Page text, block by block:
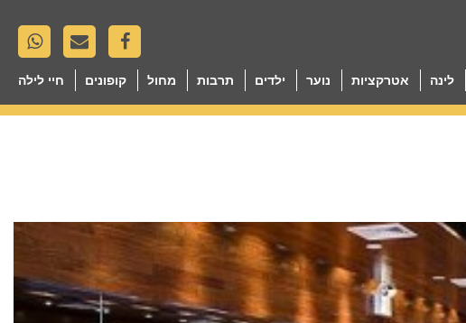
לינה אטרקציות נוער ילדים תרבות מחול קופונים חיי לילה